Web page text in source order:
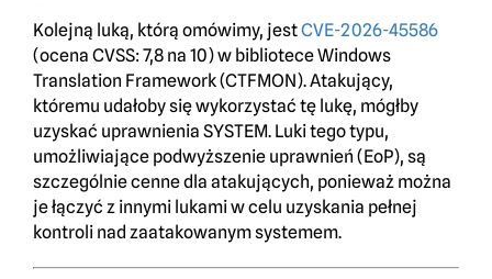
Kolejną luką, którą omówimy, jestCVE-2026-45586
(ocena CVSS: 7,8 na 10) w bibliotece Windows
Translation Framework (CTFMON). Atakujący,
któremu udałoby się wykorzystać tę lukę, mógłby
uzyskać uprawnienia SYSTEM. Luki tego typu,
umożliwiające podwyższenie uprawnień (EoP), są
szczególnie cenne dla atakujących, ponieważ można
je łączyć z innymi lukami w celu uzyskania pełnej
kontroli nad zaatakowanym systemem.